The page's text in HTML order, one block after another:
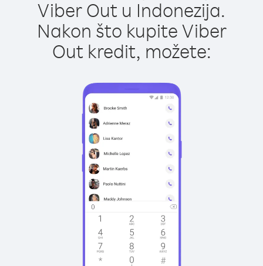
Viber Out u Indonezija.
Nakon što kupite Viber
Out kredit, možete: